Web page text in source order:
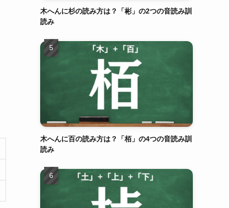
木へんに杉の読み方は？「彬」の2つの音読み訓
読み
木へんに百の読み方は？「栢」の4つの音読み訓
読み